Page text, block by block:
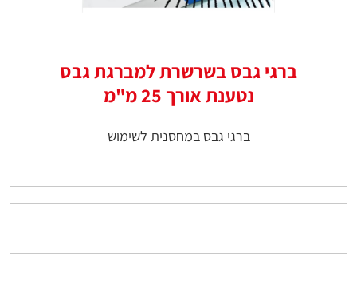
ברגי גבס בשרשרת למברגת גבס
נטענת אורך 25 מ"מ
ברגי גבס במחסנית לשימוש